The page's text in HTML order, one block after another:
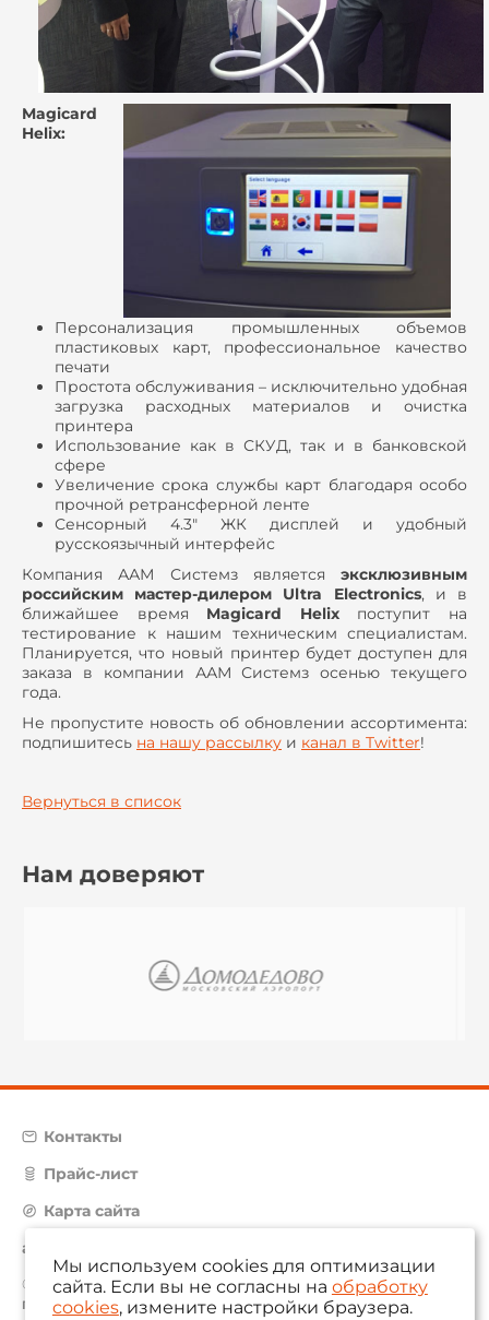
Magicard
Helix:
Персонализация промышленных объемов
пластиковых карт, профессиональное качество
печати
Простота обслуживания – исключительно удобная
загрузка расходных материалов и очистка
принтера
Использование как в СКУД, так и в банковской
сфере
Увеличение срока службы карт благодаря особо
прочной ретрансферной ленте
Сенсорный 4.3" ЖК дисплей и удобный
русскоязычный интерфейс
Компания ААМ Системз является эксклюзивным
российским мастер-дилером
Ultra Electronics, и в
ближайшее время Magicard Helix
поступит на
тестирование к нашим техническим специалистам.
Планируется, что новый принтер будет доступен для
заказа в компании ААМ Системз осенью текущего
года.
Не пропустите новость об обновлении ассортимента:
подпишитесь на нашу рассылку и канал в Twitter!
Вернуться в список
Нам доверяют
Контакты
Прайс-лист
Карта сайта
aam@aamsystems.ru
© 2004 — 2026 «AAM Systems»
Политика обработки персональных данных
Мы используем cookies для оптимизации
сайта. Если вы не согласны на обработку
cookies, измените настройки браузера.